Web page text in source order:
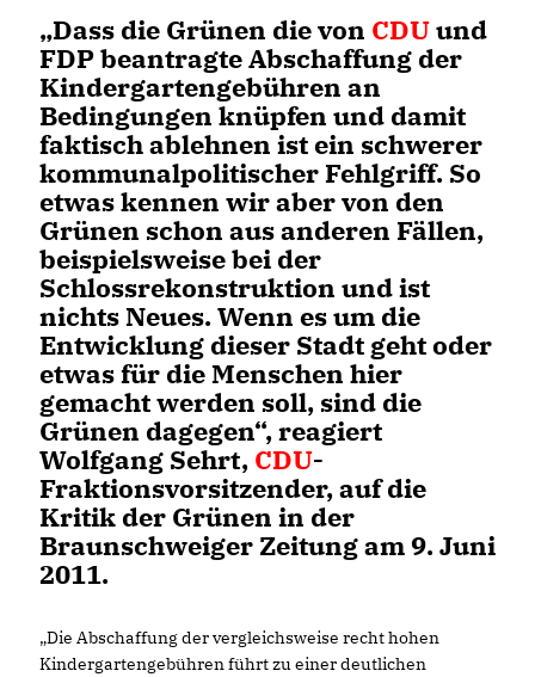
Dass die Grünen die von CDUund
FDP beantragte Abschaffung der
Kindergartengebühren an
Bedingungen knüpfen und damit
faktisch ablehnen ist ein schwerer
kommunalpolitischer Fehlgriff. So
etwas kennen wir aber von den
Grünen schon aus anderen Fällen,
beispielsweise bei der
Schlossrekonstruktion und ist
nichts Neues. Wenn es um die
Entwicklung dieser Stadt geht oder
etwas für die Menschen hier
gemacht werden soll, sind die
Grünen dagegen“, reagiert
Wolfgang Sehrt, CDU-
Fraktionsvorsitzender, auf die
Kritik der Grünen in der
Braunschweiger Zeitung am 9. Juni
2011.
Die Abschaffung der vergleichsweise recht hohen
Kindergartengebühren führt zu einer deutlichen